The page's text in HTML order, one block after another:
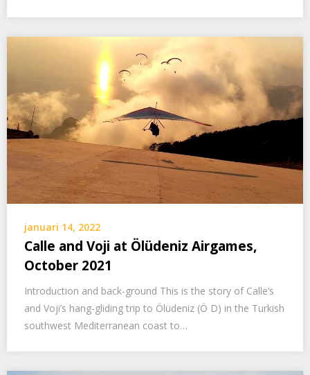
januari 14, 2022
Calle and Voji at Ölüdeniz Airgames,
October 2021
Introduction and back-ground This is the story of Calle’s
and Voji’s hang-gliding trip to Ölüdeniz (Ö D) in the Turkish
southwest Mediterranean coast to…